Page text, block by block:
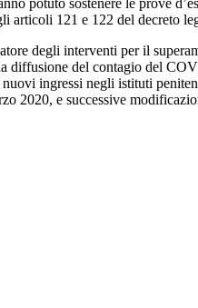
articoli 121 e 122 del decreto
degli interventi per il
del contagio del
ingressi negli istituti
2020, e successive